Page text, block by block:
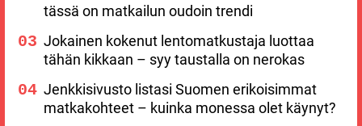
tässä on matkailun oudoin trendi
Jokainen kokenut lentomatkustaja luottaa
tähän kikkaan – syy taustalla on nerokas
Jenkkisivusto listasi Suomen erikoisimmat
matkakohteet – kuinka monessa olet käynyt?